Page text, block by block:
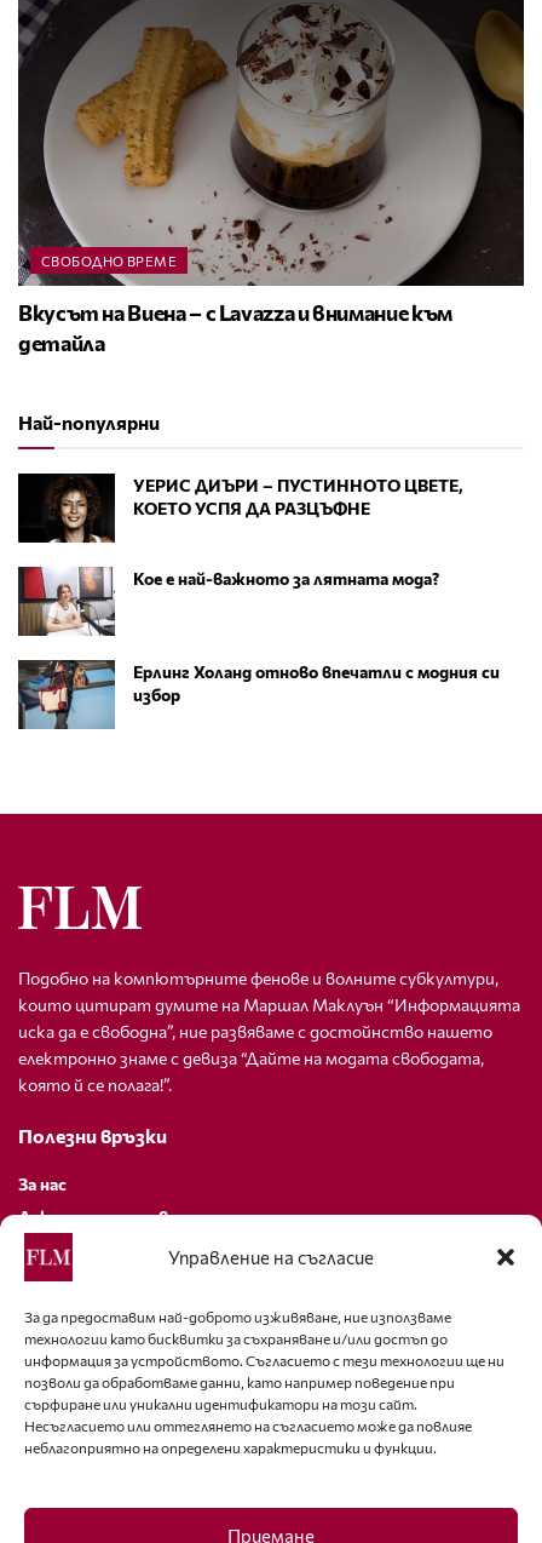
Управление на съгласие
За да предоставим най-доброто изживяване, ние използваме
технологии като бисквитки за съхраняване и/или достъп до
информация за устройството. Съгласието с тези технологии ще ни
позволи да обработваме данни, като например поведение при
сърфиране или уникални идентификатори на този сайт.
Несъгласието или оттеглянето на съгласието може да повлияе
неблагоприятно на определени характеристики и функции.
Приемане
СВОБОДНО ВРЕМЕ
Вкусът на Виена – с Lavazza и внимание към
детайла
Най-популярни
УЕРИС ДИЪРИ – ПУСТИННОТО ЦВЕТЕ,
КОЕТО УСПЯ ДА РАЗЦЪФНЕ
Кое е най-важното за лятната мода?
Ерлинг Холанд отново впечатли с модния си
избор
Подобно на компютърните фенове и волните субкултури,
които цитират думите на Маршал Маклуън “Информацията
иска да е свободна”, ние развяваме с достойнство нашето
електронно знаме с девиза “Дайте на модата свободата,
която й се полага!”.
Полезни връзки
За нас
Декларация за поверителност
Политика за бисквитки
За контакти
editor@fashion-lifestyle.net
+359 88 227 33 47
Последвайте ни
Facebook